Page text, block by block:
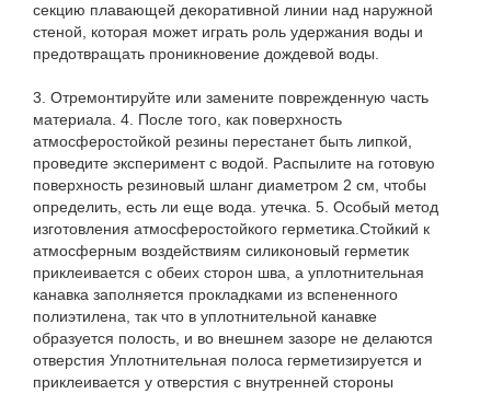
секцию плавающей декоративной линии над наружной
стеной, которая может играть роль удержания воды и
предотвращать проникновение дождевой воды.
3. Отремонтируйте или замените поврежденную часть
материала. 4. После того, как поверхность
атмосферостойкой резины перестанет быть липкой,
проведите эксперимент с водой. Распылите на готовую
поверхность резиновый шланг диаметром 2 см, чтобы
определить, есть ли еще вода. утечка. 5. Особый метод
изготовления атмосферостойкого герметика.Стойкий к
атмосферным воздействиям силиконовый герметик
приклеивается с обеих сторон шва, а уплотнительная
канавка заполняется прокладками из вспененного
полиэтилена, так что в уплотнительной канавке
образуется полость, и во внешнем зазоре не делаются
отверстия Уплотнительная полоса герметизируется и
приклеивается у отверстия с внутренней стороны